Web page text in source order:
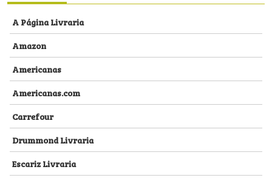
A Página Livraria
Amazon
Americanas
Americanas.com
Carrefour
Drummond Livraria
Escariz Livraria